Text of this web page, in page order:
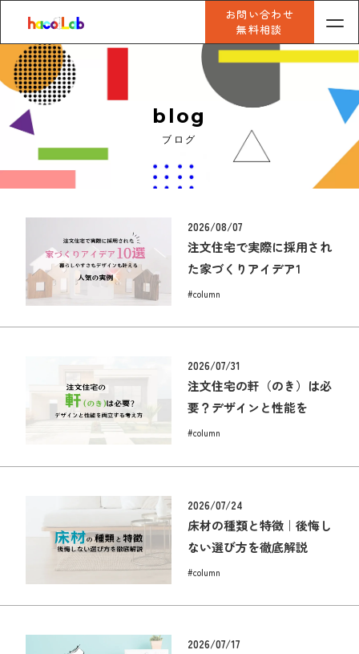
お問い合わせ
無料相談
blog
ブログ
2026/08/07
注文住宅で実際に採用され
た家づくりアイデア1
#column
2026/07/31
注文住宅の軒（のき）は必
要？デザインと性能を
#column
2026/07/24
床材の種類と特徴｜後悔し
ない選び方を徹底解説
#column
2026/07/17